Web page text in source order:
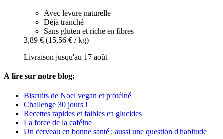
Avec levure naturelle
Déjà tranché
Sans gluten et riche en fibres
3,89 € (15,56 € / kg)
Livraison jusqu'au 17 août
À lire sur notre blog:
Biscuits de Noel vegan et protéiné
Challenge 30 jours !
Recettes rapides et faibles en glucides
La force de la caféine
Un cerveau en bonne santé : aussi une question d'habitude